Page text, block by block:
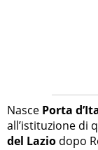
Nasce Porta
all’istituzione di
del Lazio dopo